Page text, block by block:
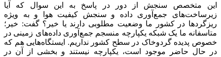
این متخصص سنجش از دور در پاسخ به این سوال که آیا
زیرساخت‌های جمع‌آوری داده و سنجش کیفیت هوا و به ویژه
ریزگردها در کشور ما وضعیت مطلوبی دارند یا خیر؟ گفت: خیر؛
متاسفانه ما یک شبکه یکپارچه منسجم جمع‌آوری داده‌های زمینی در
خصوص پدیده گردوخاک در سطح کشور نداریم. ایستگاه‌هایی هم که
در حال حاضر
موجود است، یکپارچه نیستند و بخشی از آن در